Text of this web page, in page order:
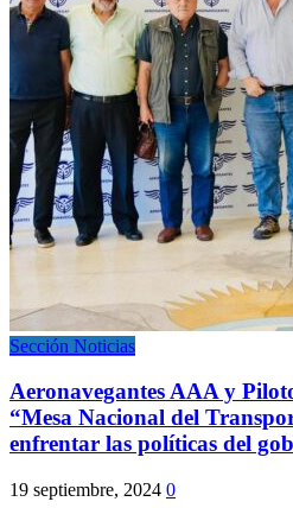
Sección Noticias
Aeronavegantes AAA y
“Mesa Nacional del
enfrentar las políticas del
19 septiembre, 2024 0